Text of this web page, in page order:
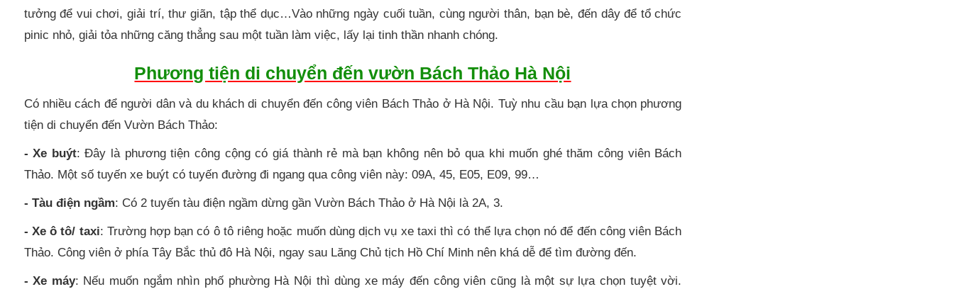
tưởng để vui chơi, giải trí, thư giãn, tập thể dục…Vào những ngày cuối tuần, cùng người thân, bạn bè, đến dây để tổ chức
pinic nhỏ, giải tỏa những căng thẳng sau một tuần làm việc, lấy lại tinh thần nhanh chóng.
Phương tiện di chuyển đến vườn Bách Thảo Hà Nội
Có nhiều cách để người dân và du khách di chuyển đến công viên Bách Thảo ở Hà Nội. Tuỳ nhu cầu bạn lựa chọn phương
tiện di chuyển đến Vườn Bách Thảo:
- Xe buýt: Đây là phương tiện công cộng có giá thành rẻ mà bạn không nên bỏ qua khi muốn ghé thăm công viên Bách
Thảo. Một số tuyến xe buýt có tuyến đường đi ngang qua công viên này: 09A, 45, E05, E09, 99…
- Tàu điện ngầm: Có 2 tuyến tàu điện ngầm dừng gần Vườn Bách Thảo ở Hà Nội là 2A, 3.
- Xe ô tô/ taxi: Trường hợp bạn có ô tô riêng hoặc muốn dùng dịch vụ xe taxi thì có thể lựa chọn nó để đến công viên Bách
Thảo. Công viên ở phía Tây Bắc thủ đô Hà Nội, ngay sau Lăng Chủ tịch Hồ Chí Minh nên khá dễ để tìm đường đến.
- Xe máy: Nếu muốn ngắm nhìn phố phường Hà Nội thì dùng xe máy đến công viên cũng là một sự lựa chọn tuyệt vời.